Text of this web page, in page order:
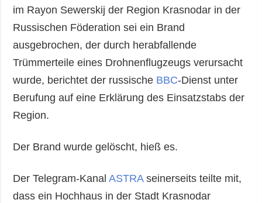
im Rayon Sewerskij der Region Krasnodar in der
Russischen Föderation sei ein Brand
ausgebrochen, der durch herabfallende
Trümmerteile eines Drohnenflugzeugs verursacht
wurde, berichtet der russische BBC-Dienst unter
Berufung auf eine Erklärung des Einsatzstabs der
Region.
Der Brand wurde gelöscht, hieß es.
Der Telegram-KanalASTRAseinerseits teilte mit,
dass ein Hochhaus in der Stadt Krasnodar